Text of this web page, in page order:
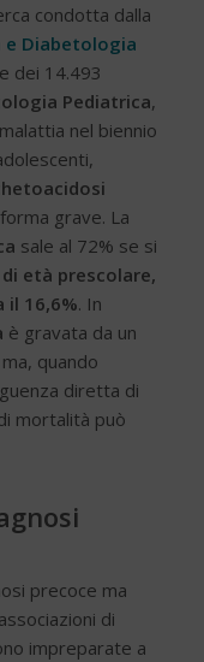
condotta dalla
e Diabetologia
dei 14.493
Pediatrica,
nel biennio
grave. La
sale al 72% se si
età prescolare,
il 16,6%. In
è gravata da un
quando
diretta di
mortalità può
precoce ma
di
impreparate a